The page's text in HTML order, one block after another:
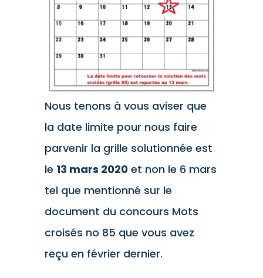
Nous tenons à vous aviser que
la date limite pour nous faire
parvenir la grille solutionnée est
le 13 mars 2020 et non le 6 mars
tel que mentionné sur le
document du concours Mots
croisés no 85 que vous avez
reçu en février dernier.